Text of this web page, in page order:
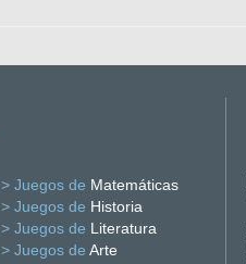
> Juegos de Matemáticas
> Juegos de Historia
> Juegos de Literatura
> Juegos de Arte